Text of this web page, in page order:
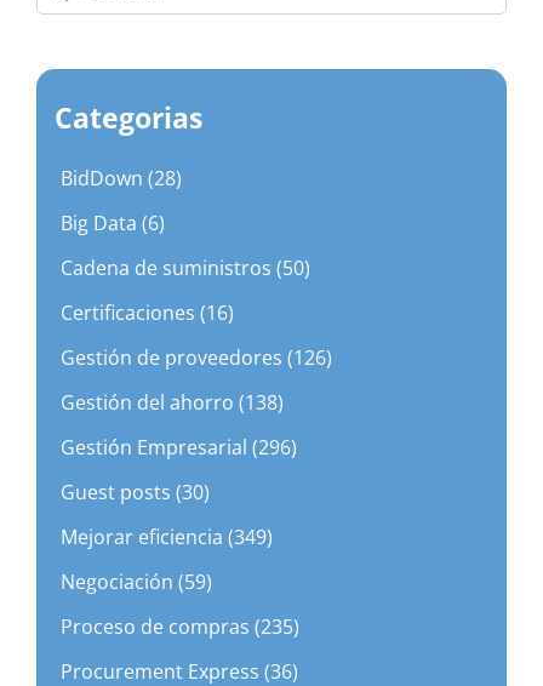
Categorias
BidDown (28)
Big Data (6)
Cadena de suministros (50)
Certificaciones (16)
Gestión de proveedores (126)
Gestión del ahorro (138)
Gestión Empresarial (296)
Guest posts (30)
Mejorar eficiencia (349)
Negociación (59)
Proceso de compras (235)
Procurement Express (36)